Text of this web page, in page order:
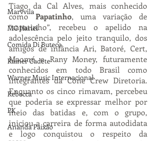
Marvvila
MC Hariel
Comida Di Buteco
Rainer Cadete
Warner Music Internacional
Rebecca
PK
Ananda Paixão
Tiago da Cal Alves, mais conhecido
como Papatinho, uma variação de
“sapatinho”, recebeu o apelido na
adolescência pelo jeito tranquilo, dos
amigos de infância Ari, Batoré, Cert,
Maomé e Rany Money, futuramente
conhecidos em todo Brasil como
integrantes da Cone Crew Diretoria.
Enquanto os cinco rimavam, percebeu
que poderia se expressar melhor por
meio das batidas e, com o grupo,
iniciou a carreira de forma autodidata
e logo conquistou o respeito da